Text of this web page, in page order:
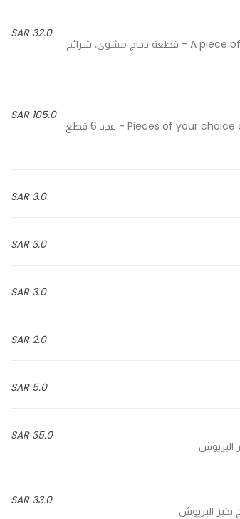
32.0 SAR
A piece of grilled chicken, eggplant slices, rocca, pine nuts & special tahina sauce - قطعة دجاج مشوي، شرائح
105.0 SAR
6 Pieces of your choice of meat, chicken or mix with cheese, vegetables, fresh bread & sauce - عدد 6 قطع
3.0 SAR
3.0 SAR
3.0 SAR
2.0 SAR
5.0 SAR
35.0 SAR
33.0 SAR